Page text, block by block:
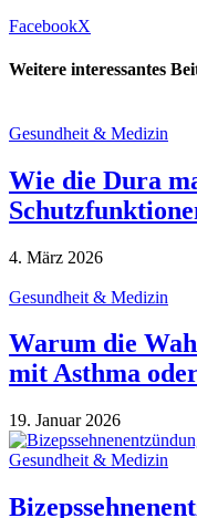
FacebookX
Weitere interessantes
Gesundheit & Medizin
Wie die Dura
4. März 2026
Gesundheit & Medizin
Warum die
mit Asthma
19. Januar 2026
Gesundheit & Medizin